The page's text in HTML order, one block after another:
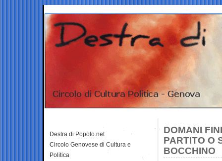
DOMANI
PARTITO O
BOCCHINO
Destra di Popolo.net
Circolo Genovese di Cultura e
Politica